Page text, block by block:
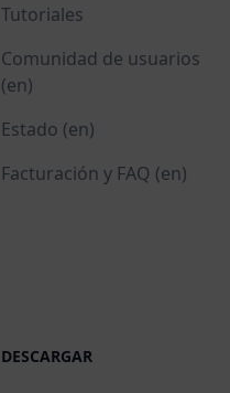
Tutoriales
Comunidad de usuarios
(en)
Estado (en)
Facturación y FAQ (en)
DESCARGAR